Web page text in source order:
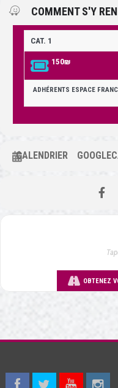
COMMENT S'Y
CAT. 1
150₪
ADHÉRENTS ESPACE
CALENDRIER
OBTENEZ